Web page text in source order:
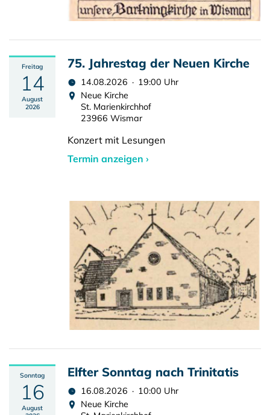
Freitag
14
August
2026
75. Jahrestag der Neuen Kirche
14.08.2026 · 19:00 Uhr
Neue Kirche
St. Marienkirchhof
23966 Wismar
Konzert mit Lesungen
Termin anzeigen ›
Sonntag
16
August
Elfter Sonntag nach Trinitatis
16.08.2026 · 10:00 Uhr
Neue Kirche